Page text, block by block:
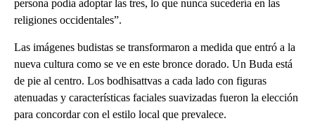
persona podía adoptar las tres, lo que nunca sucedería en las
religiones occidentales”.
Las imágenes budistas se transformaron a medida que entró a la
nueva cultura como se ve en este bronce dorado. Un Buda está
de pie al centro. Los bodhisattvas a cada lado con figuras
atenuadas y características faciales suavizadas fueron la elección
para concordar con el estilo local que prevalece.